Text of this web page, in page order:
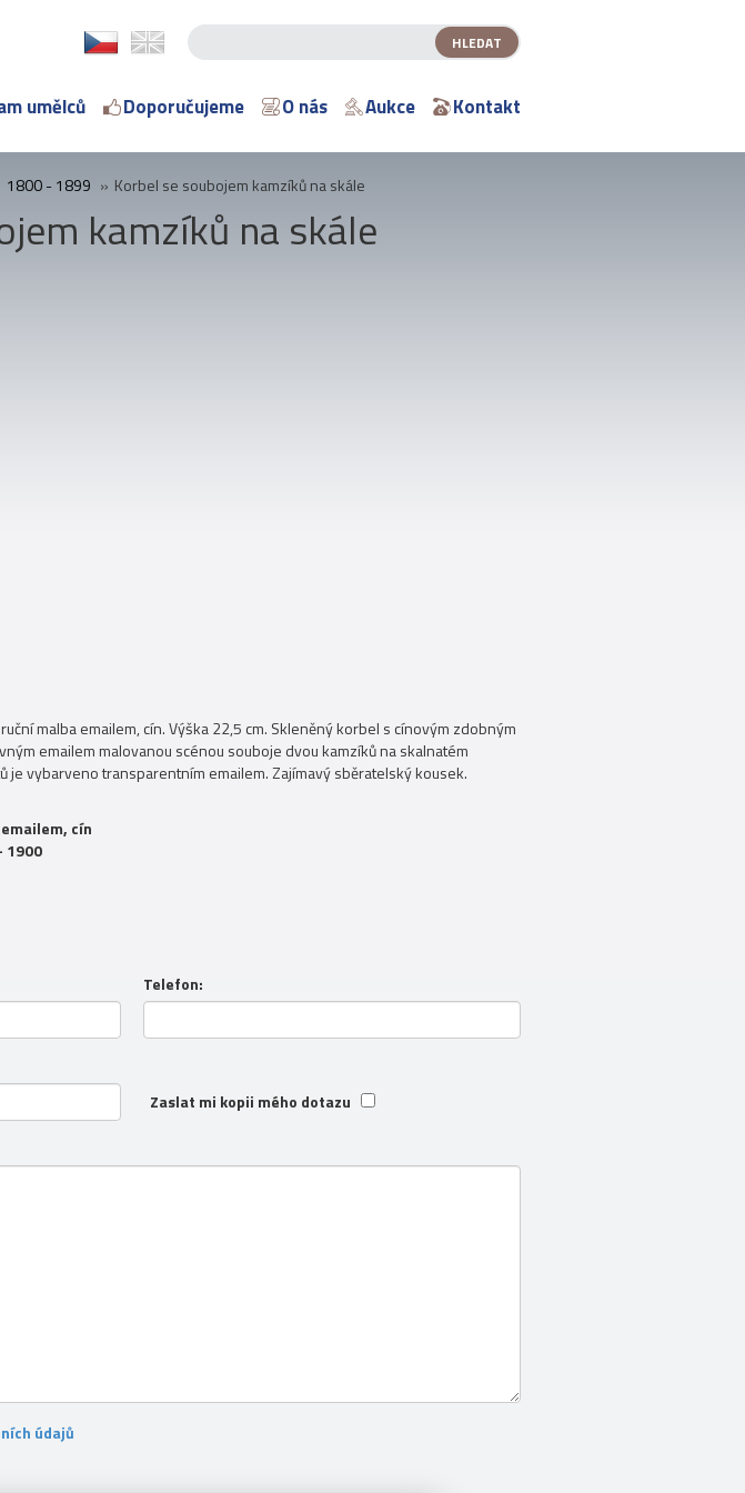
umělců Doporučujeme O nás Aukce Kontakt
1800 - 1899 » Korbel se soubojem kamzíků na skále
kamzíků na skále
malba emailem, cín. Výška 22,5 cm. Skleněný korbel s cínovým zdobným
emailem malovanou scénou souboje dvou kamzíků na skalnatém
je vybarveno transparentním emailem. Zajímavý sběratelský kousek.
cín
1900
Telefon:
Zaslat mi kopii mého dotazu
údajů